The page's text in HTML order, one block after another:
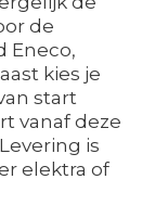
de
Eneco,
kies je
start
vanaf deze
is
elektra of